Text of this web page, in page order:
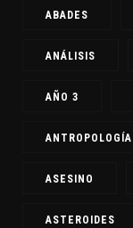
ABADES
ANÁLISIS
AÑO 3
ANTROPOLOGÍA
ASESINO
ASTEROIDES